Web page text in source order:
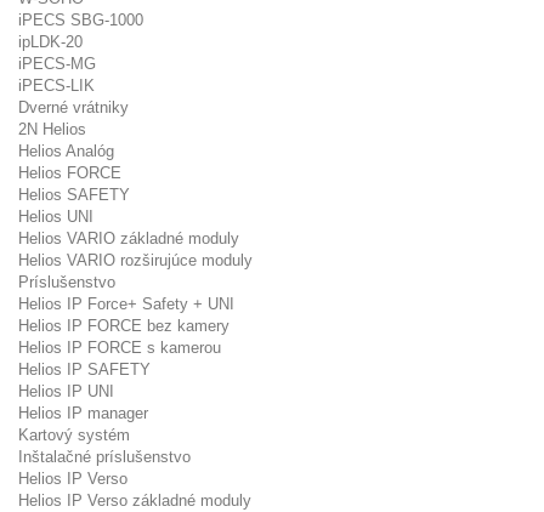
iPECS SBG-1000
ipLDK-20
iPECS-MG
iPECS-LIK
Dverné vrátniky
2N Helios
Helios Analóg
Helios FORCE
Helios SAFETY
Helios UNI
Helios VARIO základné moduly
Helios VARIO rozširujúce moduly
Príslušenstvo
Helios IP Force+ Safety + UNI
Helios IP FORCE bez kamery
Helios IP FORCE s kamerou
Helios IP SAFETY
Helios IP UNI
Helios IP manager
Kartový systém
Inštalačné príslušenstvo
Helios IP Verso
Helios IP Verso základné moduly